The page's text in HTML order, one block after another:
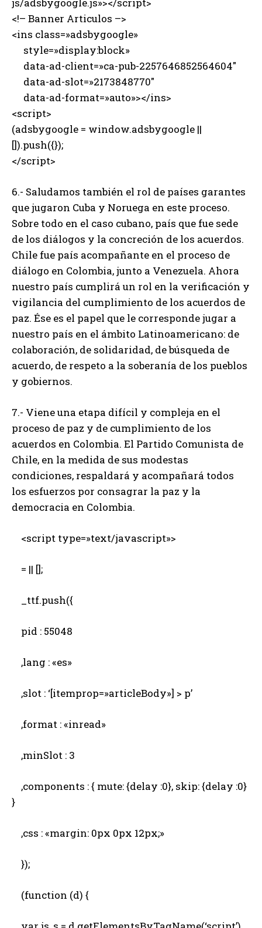
js/adsbygoogle.js»></script>
<!– Banner Articulos –>
<ins class=»adsbygoogle»
style=»display:block»
data-ad-client=»ca-pub-2257646852564604″
data-ad-slot=»2173848770″
data-ad-format=»auto»></ins>
<script>
(adsbygoogle = window.adsbygoogle ||
[]).push({});
</script>
6.- Saludamos también el rol de países garantes
que jugaron Cuba y Noruega en este proceso.
Sobre todo en el caso cubano, país que fue sede
de los diálogos y la concreción de los acuerdos.
Chile fue país acompañante en el proceso de
diálogo en Colombia, junto a Venezuela. Ahora
nuestro país cumplirá un rol en la verificación y
vigilancia del cumplimiento de los acuerdos de
paz. Ése es el papel que le corresponde jugar a
nuestro país en el ámbito Latinoamericano: de
colaboración, de solidaridad, de búsqueda de
acuerdo, de respeto a la soberanía de los pueblos
y gobiernos.
7.- Viene una etapa difícil y compleja en el
proceso de paz y de cumplimiento de los
acuerdos en Colombia. El Partido Comunista de
Chile, en la medida de sus modestas
condiciones, respaldará y acompañará todos
los esfuerzos por consagrar la paz y la
democracia en Colombia.
<script type=»text/javascript»>
= || [];
_ttf.push({
pid : 55048
,lang : «es»
,slot : ‘[itemprop=»articleBody»] > p’
,format : «inread»
,minSlot : 3
,components : { mute: {delay :0}, skip: {delay :0}
}
,css : «margin: 0px 0px 12px;»
});
(function (d) {